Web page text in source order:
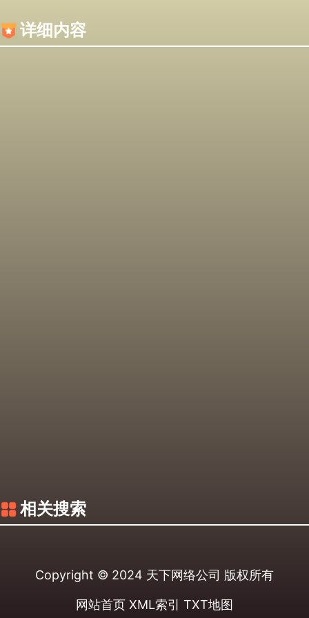
详细内容
相关搜索
Copyright © 2024 天下网络公司 版权所有
网站首页 XML索引 TXT地图